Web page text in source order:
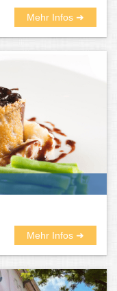
Mehr Infos ➜
Mehr Infos ➜